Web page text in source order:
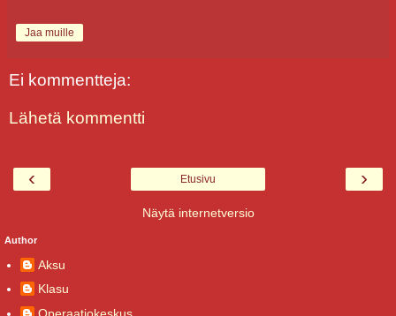
Jaa muille
Ei kommentteja:
Lähetä kommentti
‹ ›
Etusivu
Näytä internetversio
Author
Aksu
Klasu
Operaatiokeskus